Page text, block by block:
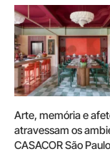
Arte, memória e
atravessam os
CASACOR São